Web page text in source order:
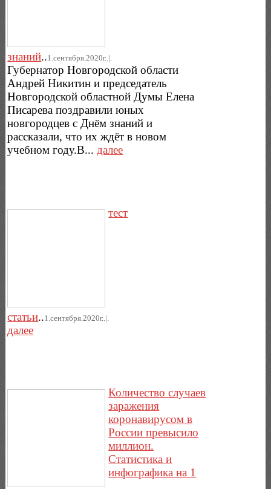
знаний..1.сентября.2020г..|.
Губернатор Новгородской области
Андрей Никитин и председатель
Новгородской областной Думы Елена
Писарева поздравили юных
новгородцев с Днём знаний и
рассказали, что их ждёт в новом
учебном году.В...далее
тест
статьи..1.сентября.2020г..|.
далее
Количество случаев
заражения
коронавирусом в
России превысило
миллион.
Статистика и
инфографика на 1